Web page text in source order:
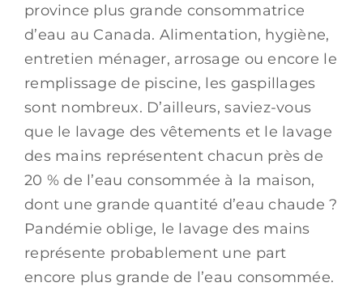
province plus grande consommatrice
d’eau au Canada. Alimentation, hygiène,
entretien ménager, arrosage ou encore le
remplissage de piscine, les gaspillages
sont nombreux. D’ailleurs, saviez-vous
que le lavage des vêtements et le lavage
des mains représentent chacun près de
20 % de l’eau consommée à la maison,
dont une grande quantité d’eau chaude ?
Pandémie oblige, le lavage des mains
représente probablement une part
encore plus grande de l’eau consommée.